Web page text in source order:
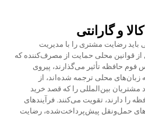
و گارانتی
باید رضایت مشتری را با مدیریت
از قوانین محلی حمایت از مصرف‌کننده که
حافظه تأثیر می‌گذارند، پیروی
زبان‌های محلی ترجمه شده‌اند، از
مشتریان بین‌المللی را که قصد خرید
دارند، تقویت می‌کنند. فرآیندهای
حمل‌ونقل پیش‌پرداخت‌شده، رضایت